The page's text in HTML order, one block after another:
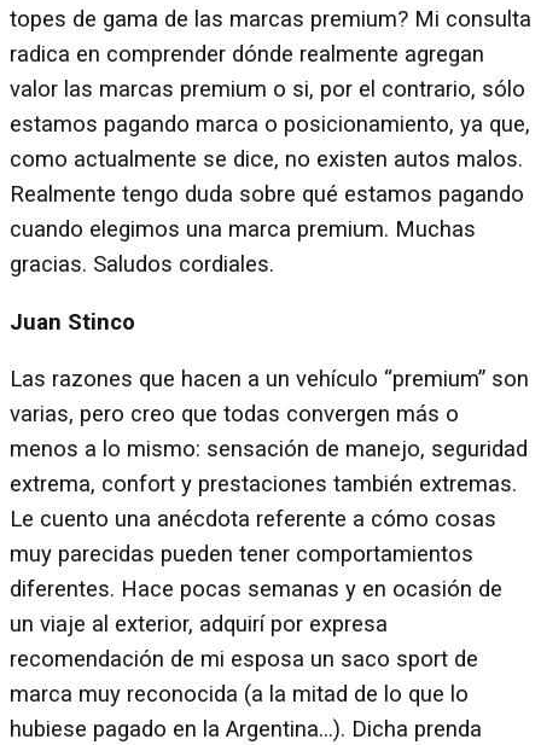
topes de gama de las marcas premium? Mi consulta
radica en comprender dónde realmente agregan
valor las marcas premium o si, por el contrario, sólo
estamos pagando marca o posicionamiento, ya que,
como actualmente se dice, no existen autos malos.
Realmente tengo duda sobre qué estamos pagando
cuando elegimos una marca premium. Muchas
gracias. Saludos cordiales.
Juan Stinco
Las razones que hacen a un vehículo “premium” son
varias, pero creo que todas convergen más o
menos a lo mismo: sensación de manejo, seguridad
extrema, confort y prestaciones también extremas.
Le cuento una anécdota referente a cómo cosas
muy parecidas pueden tener comportamientos
diferentes. Hace pocas semanas y en ocasión de
un viaje al exterior, adquirí por expresa
recomendación de mi esposa un saco sport de
marca muy reconocida (a la mitad de lo que lo
hubiese pagado en la Argentina…). Dicha prenda